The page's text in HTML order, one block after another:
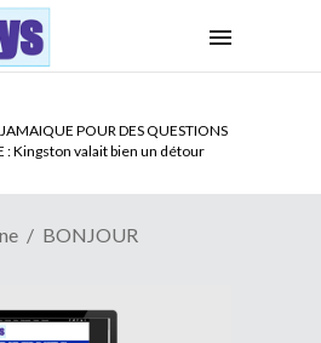
POUR DES QUESTIONS
: Kingston valait bien un détour
BONJOUR